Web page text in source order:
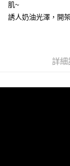
付款後全家取貨
每筆NT$85，滿
每筆NT$85，滿
肌~
誘人奶油光澤，開
詳細